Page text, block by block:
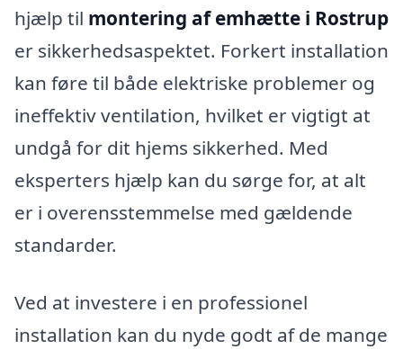
hjælp til montering af emhætte i Rostrup
er sikkerhedsaspektet. Forkert installation
kan føre til både elektriske problemer og
ineffektiv ventilation, hvilket er vigtigt at
undgå for dit hjems sikkerhed. Med
eksperters hjælp kan du sørge for, at alt
er i overensstemmelse med gældende
standarder.
Ved at investere i en professionel
installation kan du nyde godt af de mange